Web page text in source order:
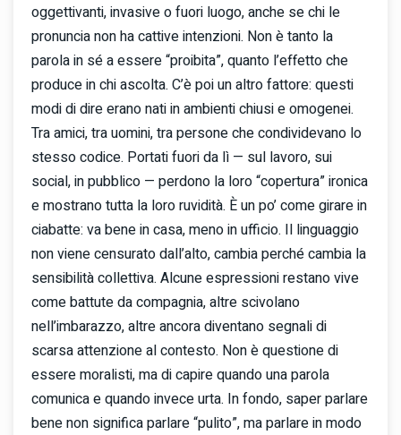
oggettivanti, invasive o fuori luogo, anche se chi le
pronuncia non ha cattive intenzioni. Non è tanto la
parola in sé a essere “proibita”, quanto l’effetto che
produce in chi ascolta. C’è poi un altro fattore: questi
modi di dire erano nati in ambienti chiusi e omogenei.
Tra amici, tra uomini, tra persone che condividevano lo
stesso codice. Portati fuori da lì — sul lavoro, sui
social, in pubblico — perdono la loro “copertura” ironica
e mostrano tutta la loro ruvidità. È un po’ come girare in
ciabatte: va bene in casa, meno in ufficio. Il linguaggio
non viene censurato dall’alto, cambia perché cambia la
sensibilità collettiva. Alcune espressioni restano vive
come battute da compagnia, altre scivolano
nell’imbarazzo, altre ancora diventano segnali di
scarsa attenzione al contesto. Non è questione di
essere moralisti, ma di capire quando una parola
comunica e quando invece urta. In fondo, saper parlare
bene non significa parlare “pulito”, ma parlare in modo